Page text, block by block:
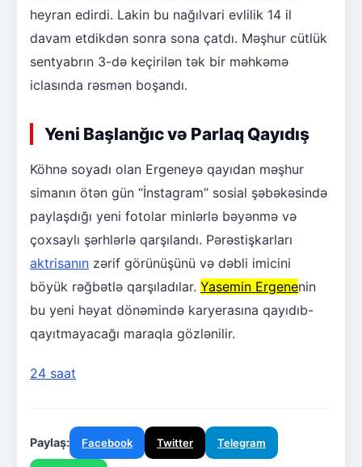
heyran edirdi. Lakin bu nağılvari evlilik 14 il
davam etdikdən sonra sona çatdı. Məşhur cütlük
sentyabrın 3-də keçirilən tək bir məhkəmə
iclasında rəsmən boşandı.
Yeni Başlanğıc və Parlaq Qayıdış
Köhnə soyadı olan Ergeneyə qayıdan məşhur
simanın ötən gün “İnstagram” sosial şəbəkəsində
paylaşdığı yeni fotolar minlərlə bəyənmə və
çoxsaylı şərhlərlə qarşılandı. Pərəstişkarları
aktrisanın zərif görünüşünü və dəbli imicini
böyük rəğbətlə qarşıladılar. Yasemin Ergenenin
bu yeni həyat dönəmində karyerasına qayıdıb-
qayıtmayacağı maraqla gözlənilir.
24 saat
Paylaş: Facebook Twitter Telegram